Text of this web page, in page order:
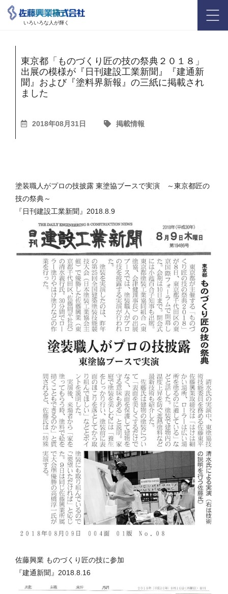
いろいろな人が輝く
東京都「ものづくり匠の技の祭典２０１８」
出展の模様が『日刊建設工業新聞』『建通新
聞』および『塗料界新報』の三紙に掲載され
ました
2018年08月31日 掲載情報
塗装職人がプロの技披露 東塗協ブースで実演 ～東京都匠の
技の祭典～
『日刊建設工業新聞』2018.8.9
佐藤興業 ものづくり匠の技に参加
『建通新聞』2018.8.16